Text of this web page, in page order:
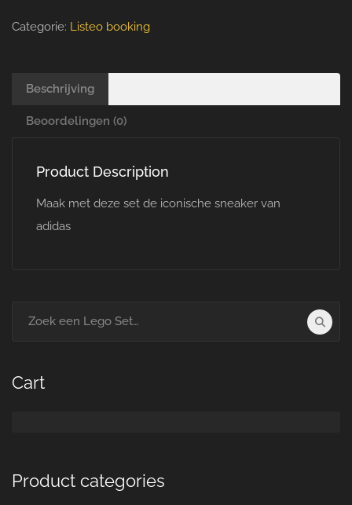
Categorie: Listeo booking
Beschrijving
Beoordelingen (0)
Product Description
Maak met deze set de iconische sneaker van
adidas
Cart
Product categories